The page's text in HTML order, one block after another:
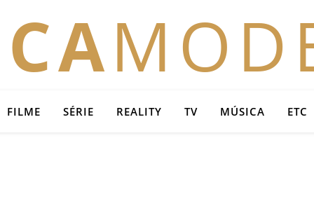
FILME SÉRIE REALITY TV MÚSICA ETC